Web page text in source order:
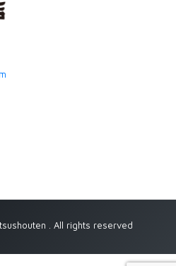
. All rights reserved